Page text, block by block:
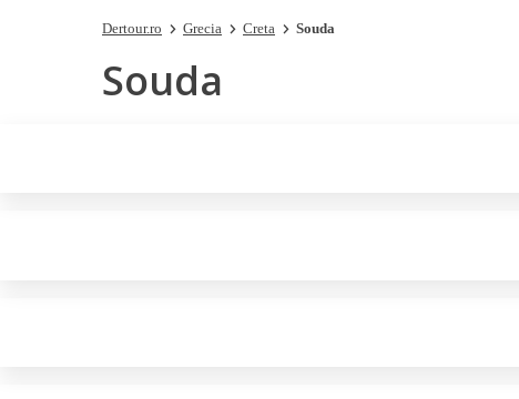
Dertour.ro Grecia Creta Souda
Souda